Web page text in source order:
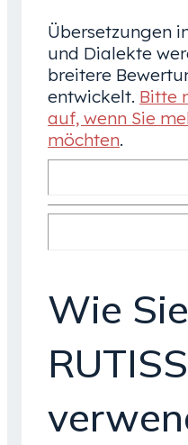
Übersetzungen
und Dialekte
breitere
entwickelt. Bitte
auf, wenn Sie
möchten.
Wie
RUTISS